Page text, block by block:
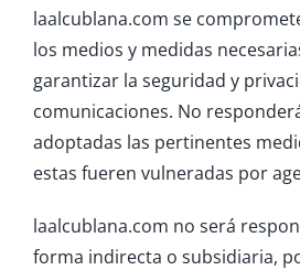
laalcublana.com se
los medios y medidas
garantizar la seguridad y
comunicaciones. No
adoptadas las pertinentes
estas fueren vulneradas por
laalcublana.com no será
forma indirecta o subsidiaria,